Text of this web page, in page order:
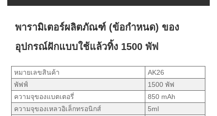
พารามิเตอร์ผลิตภัณฑ์ (ข้อกำหนด) ของ
อุปกรณ์ฝักแบบใช้แล้วทิ้ง 1500 พัฟ
หมายเลขสินค้า
AK26
พัฟฟ์
1500 พัฟ
ความจุของแบตเตอรี่
850 mAh
ความจุของเหลวอิเล็กทรอนิกส์
5ml